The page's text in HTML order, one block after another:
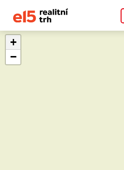
+
−